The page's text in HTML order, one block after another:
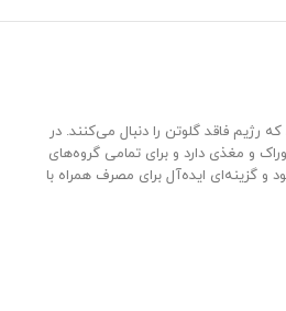
رژیم فاقد گلوتن را دنبال می‌کنند. در
و مغذی دارد و برای تمامی گروه‌های
گزینه‌ای ایده‌آل برای مصرف همراه با